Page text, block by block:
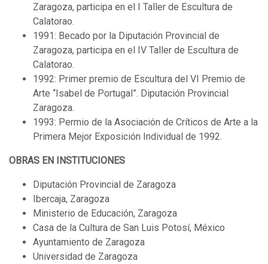
Zaragoza, participa en el I Taller de Escultura de
Calatorao.
1991: Becado por la Diputación Provincial de
Zaragoza, participa en el IV Taller de Escultura de
Calatorao.
1992: Primer premio de Escultura del VI Premio de
Arte “Isabel de Portugal”. Diputación Provincial
Zaragoza.
1993: Permio de la Asociación de Críticos de Arte a la
Primera Mejor Exposición Individual de 1992.
OBRAS EN INSTITUCIONES
Diputación Provincial de Zaragoza
Ibercaja, Zaragoza
Ministerio de Educación, Zaragoza
Casa de la Cultura de San Luis Potosí, México
Ayuntamiento de Zaragoza
Universidad de Zaragoza